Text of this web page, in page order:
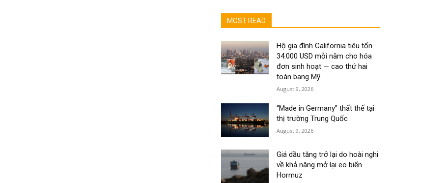
MOST READ
Hộ gia đình California tiêu tốn
34.000 USD mỗi năm cho hóa
đơn sinh hoạt — cao thứ hai
toàn bang Mỹ
August 9, 2026
“Made in Germany” thất thế tại
thị trường Trung Quốc
August 9, 2026
Giá dầu tăng trở lại do hoài nghi
về khả năng mở lại eo biển
Hormuz